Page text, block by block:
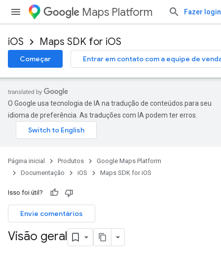
Maps Platform Fazer login
iOS Maps SDK for iOS
Começar Entrar em contato com a equipe de
O Google usa tecnologia de IA na tradução de conteúdos para seu
idioma de preferência. As traduções com IA podem ter erros.
Página inicial Produtos
Google Maps Platform
Documentação
iOS Maps SDK for iOS
Isso foi útil?
Envie comentários
Visão geral